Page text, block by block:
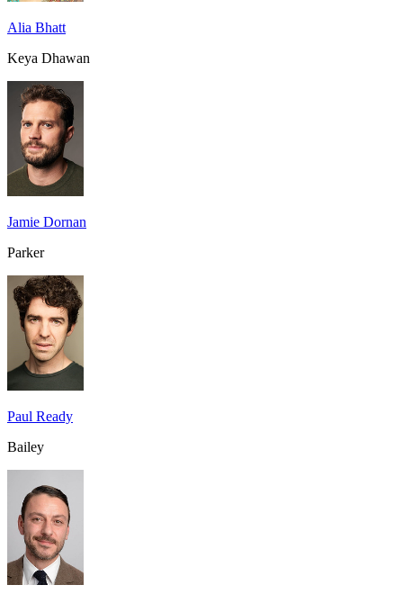
Alia Bhatt
Keya Dhawan
Jamie Dornan
Parker
Paul Ready
Bailey